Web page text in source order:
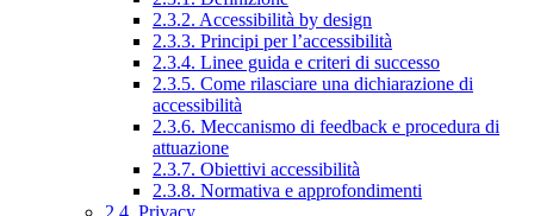
2.3.2. Accessibilità by design
2.3.3. Principi per l’accessibilità
2.3.4. Linee guida e criteri di successo
2.3.5. Come rilasciare una dichiarazione di
accessibilità
2.3.6. Meccanismo di feedback e procedura di
attuazione
2.3.7. Obiettivi accessibilità
2.3.8. Normativa e approfondimenti
2.4. Privacy